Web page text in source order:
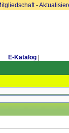
-
E-Katalog